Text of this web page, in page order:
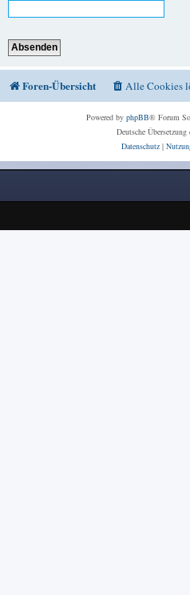
Foren-Übersicht Alle Cookies
Powered by phpBB® Forum
Deutsche Übersetzung
Datenschutz|